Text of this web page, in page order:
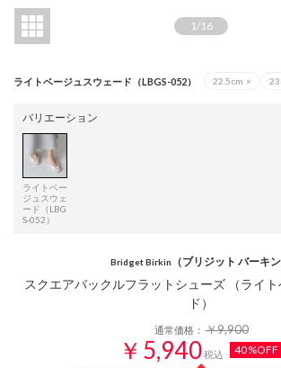
1/16
ライトベージュスウェード（LBGS-052） 22.5cm ×
バリエーション
ライトベー
ジュスウェ
ード（LBG
S-052）
Bridget Birkin （ブリジット バーキン
スクエアバックルフラットシューズ （ライ
ド）
通常価格：￥9,900
￥5,940税込 40%OFF